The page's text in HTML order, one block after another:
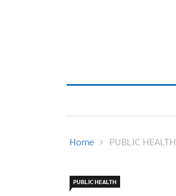
Home PUBLIC HEALTH
PUBLIC HEALTH